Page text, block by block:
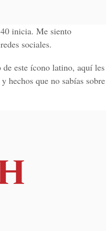
inicia. Me siento
sociales.
este ícono latino, aquí les
hechos que no sabías sobre